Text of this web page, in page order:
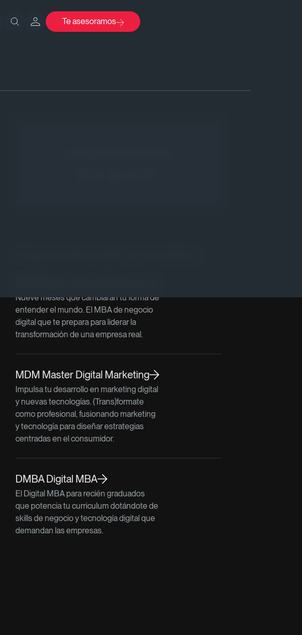
Te asesoramos
Nueve meses que cambiarán tu forma de
entender el mundo. El MBA de negocio
digital que te prepara para liderar la
transformación de una empresa real.
MDM Master Digital Marketing
Impulsa tu desarrollo en marketing digital
y nuevas tecnologías. (Trans)formate
como profesional, fusionando marketing
y tecnología para diseñar estrategias
centradas en el consumidor.
DMBA Digital MBA
El Digital MBA para recién graduados
que potencia tu curriculum dotándote de
skills de negocio y tecnología digital que
demandan las empresas.